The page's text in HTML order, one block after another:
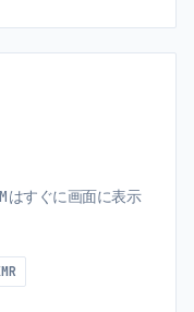
はすぐに画面に表示